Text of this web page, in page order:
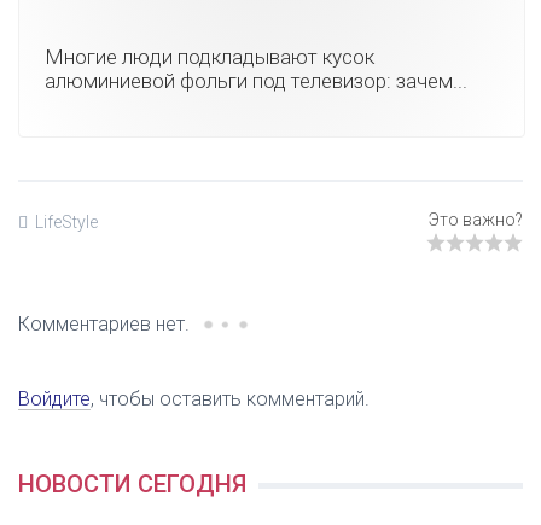
Многие люди подкладывают кусок
алюминиевой фольги под телевизор: зачем...
LifeStyle
Комментариев нет.
Войдите, чтобы оставить комментарий.
НОВОСТИ СЕГОДНЯ